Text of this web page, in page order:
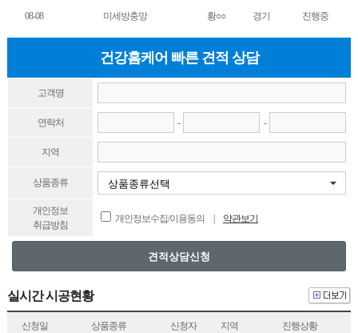
08-08 미세방충망 황○○ 경기 진행중
건강홈케어 빠른 견적 상담
고객명
연락처 - -
지역
상품종류
개인정보
취급방침
개인정보수집/이용동의 | 약관보기
실시간 시공현황
신청일 상품종류 신청자 지역 진행상황